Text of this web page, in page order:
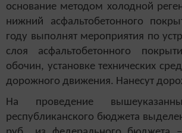
основание методом холодной
нижний асфальтобетонного
году выполнят мероприятия по
слоя асфальтобетонного
обочин, установке технических
дорожного движения. Нанесут
На проведение
республиканского бюджета